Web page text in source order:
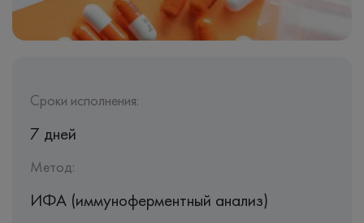
Сроки исполнения:
7 дней
Метод:
ИФА (иммуноферментный анализ)